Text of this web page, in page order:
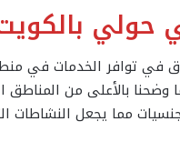
حولي
في توافر الخدمات في
وضحنا بالأعلى من المناطق
مما يجعل النشاطات